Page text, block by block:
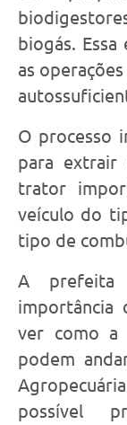
biogás.
as
O processo
para extrair
trator
veículo do
tipo de
A prefeita
importância
ver como a
podem
possível